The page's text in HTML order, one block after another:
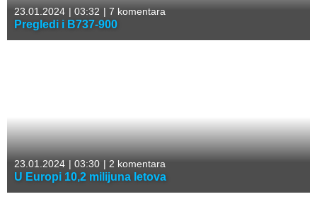
23.01.2024 | 03:32 | 7 komentara
Pregledi i B737-900
23.01.2024 | 03:30 | 2 komentara
U Europi 10,2 milijuna letova